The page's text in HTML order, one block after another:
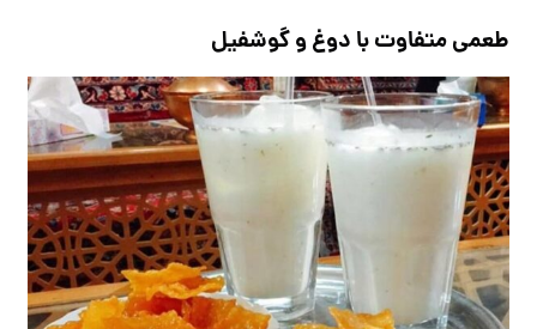
طعمی متفاوت با دوغ و گوشفیل